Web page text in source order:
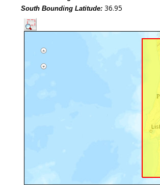
South Bounding Latitude:36.95